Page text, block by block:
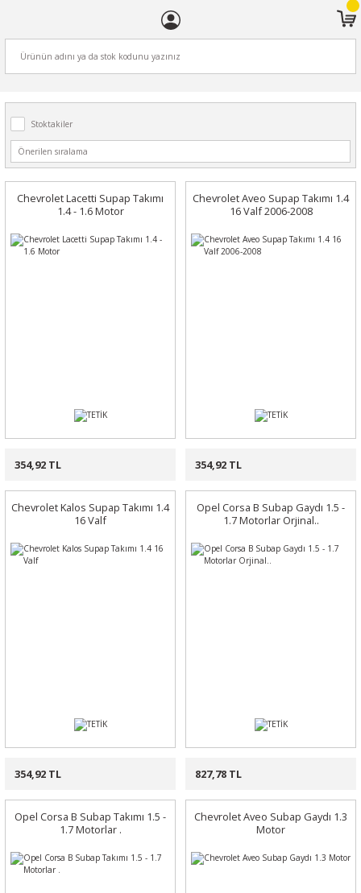
Stoktakiler
Chevrolet Lacetti Supap Takımı
1.4 - 1.6 Motor
354,92 TL
Chevrolet Aveo Supap Takımı 1.4
16 Valf 2006-2008
354,92 TL
Chevrolet Kalos Supap Takımı 1.4
16 Valf
354,92 TL
Opel Corsa B Subap Gaydı 1.5 -
1.7 Motorlar Orjinal..
827,78 TL
Opel Corsa B Subap Takımı 1.5 -
1.7 Motorlar .
Chevrolet Aveo Subap Gaydı 1.3
Motor